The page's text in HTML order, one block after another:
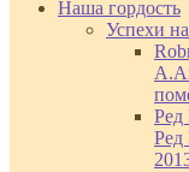
Наша гордость
Успехи
Ред
Ред